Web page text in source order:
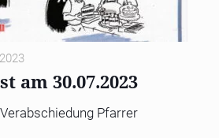
am 30.07.2023
Pfarrer